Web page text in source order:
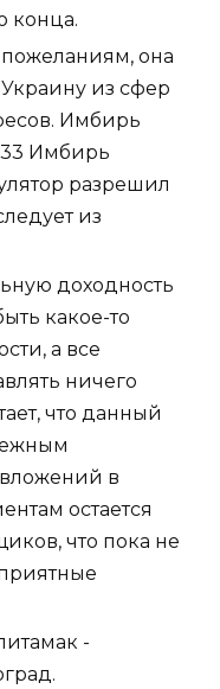
конца.
она
Украину из сфер
Имбирь
Имбирь
разрешил
из
доходность
какое-то
а все
ничего
что данный
в
остается
что пока не
-